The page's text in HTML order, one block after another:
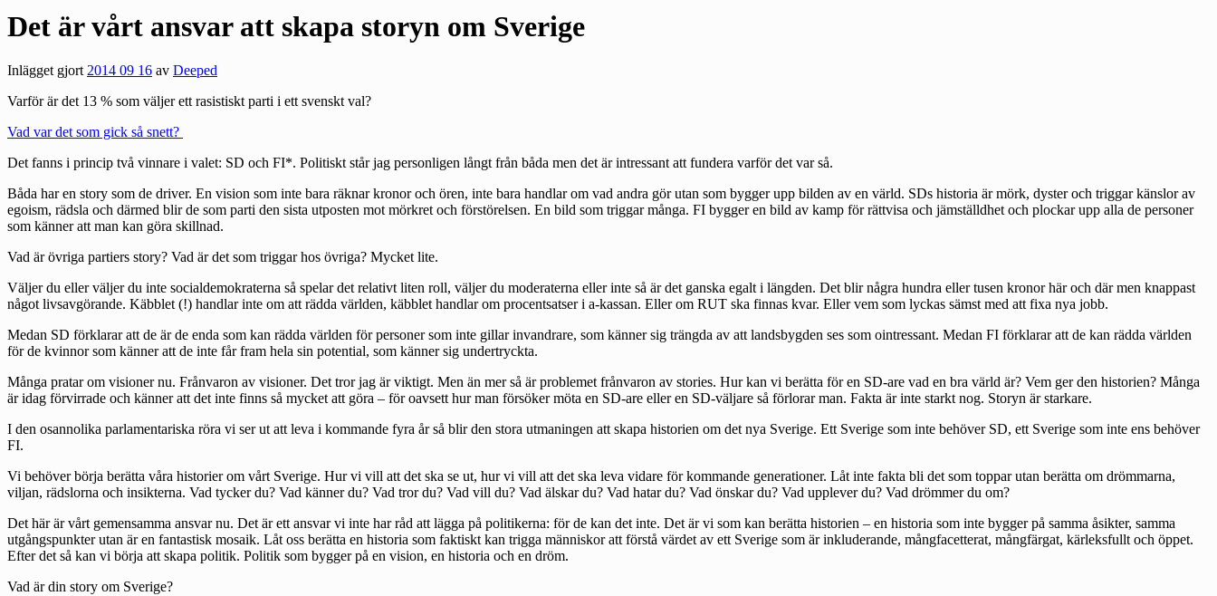
Det är vårt ansvar att skapa storyn om Sverige
Inlägget gjort2014 09 16 av Deeped
Varför är det 13 % som väljer ett rasistiskt parti i ett svenskt val?
Vad var det som gick så snett?
Det fanns i princip två vinnare i valet: SD och FI*. Politiskt står jag personligen långt från båda men det är intressant att fundera varför det var så.
Båda har en story som de driver. En vision som inte bara räknar kronor och ören, inte bara handlar om vad andra gör utan som bygger upp bilden av en värld. SDs historia är mörk, dyster och triggar känslor av
egoism, rädsla och därmed blir de som parti den sista utposten mot mörkret och förstörelsen. En bild som triggar många. FI bygger en bild av kamp för rättvisa och jämställdhet och plockar upp alla de personer
som känner att man kan göra skillnad.
Vad är övriga partiers story? Vad är det som triggar hos övriga? Mycket lite.
Väljer du eller väljer du inte socialdemokraterna så spelar det relativt liten roll, väljer du moderaterna eller inte så är det ganska egalt i längden. Det blir några hundra eller tusen kronor här och där men knappast
något livsavgörande. Käbblet (!) handlar inte om att rädda världen, käbblet handlar om procentsatser i a-kassan. Eller om RUT ska finnas kvar. Eller vem som lyckas sämst med att fixa nya jobb.
Medan SD förklarar att de är de enda som kan rädda världen för personer som inte gillar invandrare, som känner sig trängda av att landsbygden ses som ointressant. Medan FI förklarar att de kan rädda världen
för de kvinnor som känner att de inte får fram hela sin potential, som känner sig undertryckta.
Många pratar om visioner nu. Frånvaron av visioner. Det tror jag är viktigt. Men än mer så är problemet frånvaron av stories. Hur kan vi berätta för en SD-are vad en bra värld är? Vem ger den historien? Många
är idag förvirrade och känner att det inte finns så mycket att göra – för oavsett hur man försöker möta en SD-are eller en SD-väljare så förlorar man. Fakta är inte starkt nog. Storyn är starkare.
I den osannolika parlamentariska röra vi ser ut att leva i kommande fyra år så blir den stora utmaningen att skapa historien om det nya Sverige. Ett Sverige som inte behöver SD, ett Sverige som inte ens behöver
FI.
Vi behöver börja berätta våra historier om vårt Sverige. Hur vi vill att det ska se ut, hur vi vill att det ska leva vidare för kommande generationer. Låt inte fakta bli det som toppar utan berätta om drömmarna,
viljan, rädslorna och insikterna. Vad tycker du? Vad känner du? Vad tror du? Vad vill du? Vad älskar du? Vad hatar du? Vad önskar du? Vad upplever du? Vad drömmer du om?
Det här är vårt gemensamma ansvar nu. Det är ett ansvar vi inte har råd att lägga på politikerna: för de kan det inte. Det är vi som kan berätta historien – en historia som inte bygger på samma åsikter, samma
utgångspunkter utan är en fantastisk mosaik. Låt oss berätta en historia som faktiskt kan trigga människor att förstå värdet av ett Sverige som är inkluderande, mångfacetterat, mångfärgat, kärleksfullt och öppet.
Efter det så kan vi börja att skapa politik. Politik som bygger på en vision, en historia och en dröm.
Vad är din story om Sverige?